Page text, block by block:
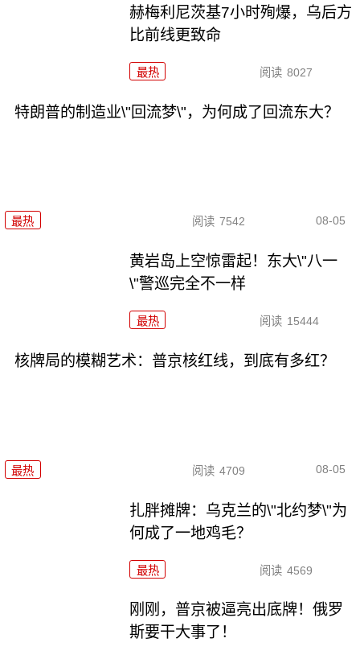
赫梅利尼茨基7小时殉爆，乌后方
比前线更致命
最热 阅读 8027
特朗普的制造业\"回流梦\"，为何成了回流东大？
最热 阅读 7542 08-05
黄岩岛上空惊雷起！东大\"八一
\"警巡完全不一样
最热 阅读 15444
核牌局的模糊艺术：普京核红线，到底有多红？
最热 阅读 4709 08-05
扎胖摊牌：乌克兰的\"北约梦\"为
何成了一地鸡毛？
最热 阅读 4569
刚刚，普京被逼亮出底牌！俄罗
斯要干大事了！